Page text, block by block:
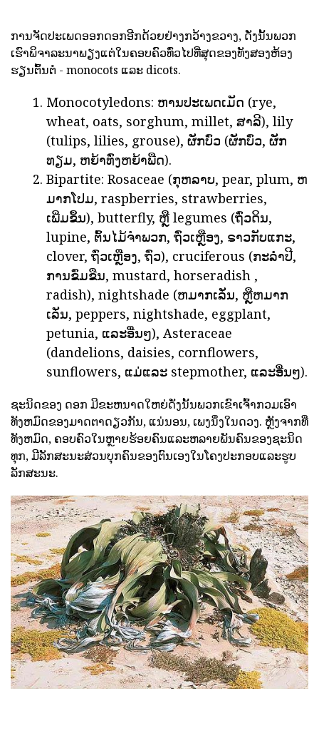
ການຈັດປະເພດອອກດອກອີກດ້ວຍຢ່າງກວ້າງຂວາງ, ດັ່ງນັ້ນພວກ
ເຮົາພິຈາລະນາພຽງແຕ່ໃນຄອບຄົວທົ່ວໄປທີ່ສຸດຂອງທັງສອງຫ້ອງ
ຮຽນຕົ້ນຕໍ - monocots ແລະ dicots.
Monocotyledons: ຫານປະເພດເມັດ (rye,
wheat, oats, sorghum, millet, ສາລີ), lily
(tulips, lilies, grouse), ຜັກບົ່ວ (ຜັກບົ່ວ, ຜັກ
ທຽມ, ຫຍ້າທົ່ງຫຍ້າພືດ).
Bipartite: Rosaceae (ກຸຫລາບ, pear, plum, ຫ
ມາກໂປມ, raspberries, strawberries,
ເພີ່ມຂຶ້ນ), butterfly, ຫຼື legumes (ຖົ່ວດິນ,
lupine, ຕົ້ນໄມ້ຈໍາພວກ, ຖົ່ວເຫຼືອງ, ຣາວກັບແກະ,
clover, ຖົ່ວເຫຼືອງ, ຖົ່ວ), cruciferous (ກະລໍ່າປີ,
ການຂົ່ມຂືນ, mustard, horseradish ,
radish), nightshade (ຫມາກເລັ່ນ, ຫຼືຫມາກ
ເລັ່ນ, peppers, nightshade, eggplant,
petunia, ແລະອື່ນໆ), Asteraceae
(dandelions, daisies, cornflowers,
sunflowers, ແມ່ແລະ stepmother, ແລະອື່ນໆ).
ຊະນິດຂອງ ດອກ ມີຂະຫນາດໃຫຍ່ດັ່ງນັ້ນພວກເຂົາເຈົ້າກວມເອົາ
ທັງຫມົດຂອງມາດຕາດຽວກັນ, ແນ່ນອນ, ເພງນຶ່ງໃນດວງ. ຫຼັງຈາກທີ່
ທັງຫມົດ, ຄອບຄົວໃນຫຼາຍຮ້ອຍຄົນແລະຫລາຍພັນຄົນຂອງຊະນິດ
ທຸກ, ມີລັກສະນະສ່ວນບຸກຄົນຂອງຕົນເອງໃນໂຄງປະກອບແລະຮູບ
ລັກສະນະ.